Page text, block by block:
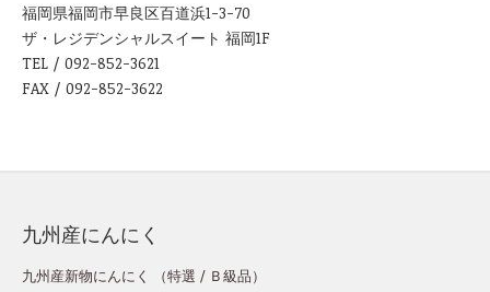
福岡県福岡市早良区百道浜1-3-70
ザ・レジデンシャルスイート 福岡1F
TEL / 092-852-3621
FAX / 092-852-3622
九州産にんにく
九州産新物にんにく （特選 / Ｂ級品）